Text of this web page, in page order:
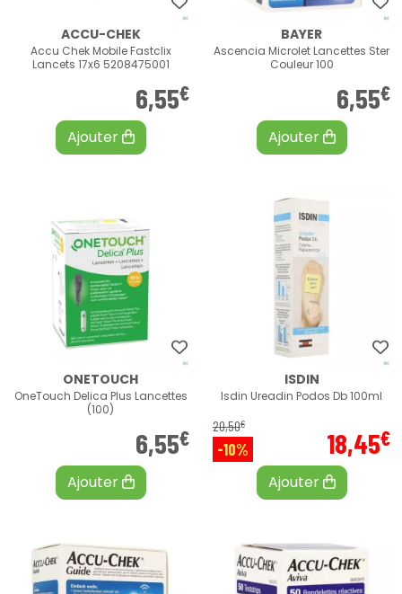
ACCU-CHEK
Accu Chek Mobile Fastclix
Lancets 17x6 5208475001
6,55€
Ajouter
BAYER
Ascencia Microlet Lancettes Ster
Couleur 100
6,55€
Ajouter
ONETOUCH
OneTouch Delica Plus Lancettes
(100)
6,55€
Ajouter
ISDIN
Isdin Ureadin Podos Db 100ml
20,50€
-10% 18,45€
Ajouter